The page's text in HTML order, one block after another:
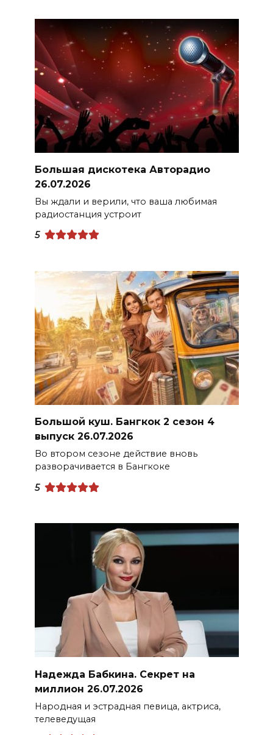
Большая дискотека Авторадио
26.07.2026
Вы ждали и верили, что ваша любимая
радиостанция устроит
5
Большой куш. Бангкок 2 сезон 4
выпуск 26.07.2026
Во втором сезоне действие вновь
разворачивается в Бангкоке
5
Надежда Бабкина. Секрет на
миллион 26.07.2026
Народная и эстрадная певица, актриса,
телеведущая